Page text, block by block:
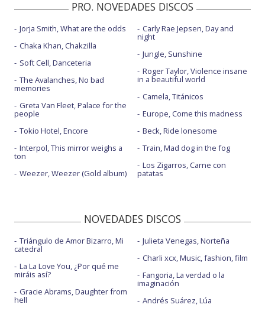
PRO. NOVEDADES DISCOS
Jorja Smith, What are the odds
Chaka Khan, Chakzilla
Soft Cell, Danceteria
The Avalanches, No bad
memories
Greta Van Fleet, Palace for the
people
Tokio Hotel, Encore
Interpol, This mirror weighs a
ton
Weezer, Weezer (Gold album)
Carly Rae Jepsen, Day and
night
Jungle, Sunshine
Roger Taylor, Violence insane
in a beautiful world
Camela, Titánicos
Europe, Come this madness
Beck, Ride lonesome
Train, Mad dog in the fog
Los Zigarros, Carne con
patatas
NOVEDADES DISCOS
Triángulo de Amor Bizarro, Mi
catedral
La La Love You, ¿Por qué me
miráis así?
Gracie Abrams, Daughter from
hell
Julieta Venegas, Norteña
Charli xcx, Music, fashion, film
Fangoria, La verdad o la
imaginación
Andrés Suárez, Lúa